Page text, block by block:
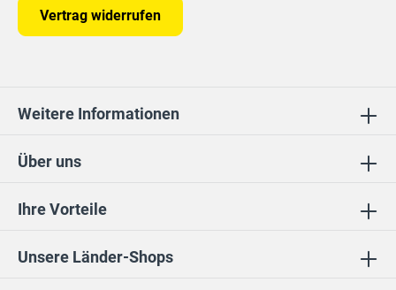
Ihre Vorteile
Unsere Länder-Shops
Über uns
Vertrag widerrufen
Weitere Informationen